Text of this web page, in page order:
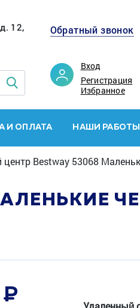
12,
Обратный звонок
Вход
Регистрация
Избранное
И ОПЛАТА НАШИ РАБОТЫ
центр Bestway 53068